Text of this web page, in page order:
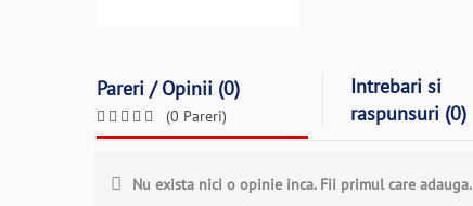
Pareri / Opinii (0)
(0 Pareri)
Intrebari si
raspunsuri (0)
Nu exista nici o opinie inca. Fii primul care adauga.